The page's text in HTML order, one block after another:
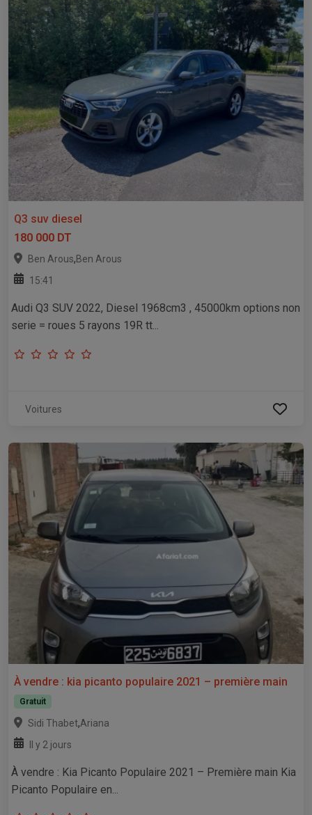
Q3 suv diesel
180 000 DT
Ben Arous,Ben Arous
15:41
Audi Q3 SUV 2022, Diesel 1968cm3 , 45000km options non
serie = roues 5 rayons 19R tt...
Voitures
À vendre : kia picanto populaire 2021 – première main
Gratuit
Sidi Thabet,Ariana
Il y 2 jours
À vendre : Kia Picanto Populaire 2021 – Première main Kia
Picanto Populaire en...